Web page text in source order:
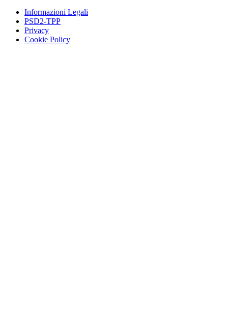
Informazioni Legali
PSD2-TPP
Privacy
Cookie Policy